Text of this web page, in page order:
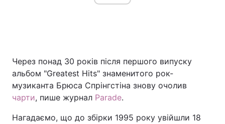
Через понад 30 років після першого випуску
альбом "Greatest Hits" знаменитого рок-
музиканта Брюса Спрінгстіна знову очолив
чарти, пише журнал Parade.
Нагадаємо, що до збірки 1995 року увійшли 18